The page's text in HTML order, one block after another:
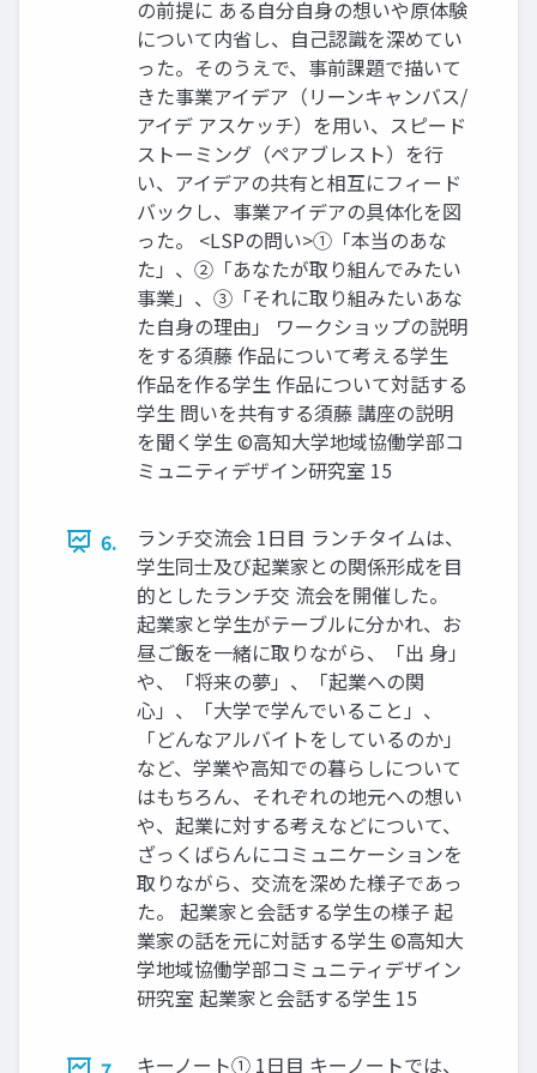
の前提に ある自分自身の想いや原体験
について内省し、自己認識を深めてい
った。そのうえで、事前課題で描いて
きた事業アイデア（リーンキャンバス/
アイデ アスケッチ）を用い、スピード
ストーミング（ペアブレスト）を行
い、アイデアの共有と相互にフィード
バックし、事業アイデアの具体化を図
った。 <LSPの問い>①「本当のあな
た」、②「あなたが取り組んでみたい
事業」、③「それに取り組みたいあな
た自身の理由」 ワークショップの説明
をする須藤 作品について考える学生
作品を作る学生 作品について対話する
学生 問いを共有する須藤 講座の説明
を聞く学生 ©高知大学地域協働学部コ
ミュニティデザイン研究室 15
6.
ランチ交流会 1日目 ランチタイムは、
学生同士及び起業家との関係形成を目
的としたランチ交 流会を開催した。
起業家と学生がテーブルに分かれ、お
昼ご飯を一緒に取りながら、「出 身」
や、「将来の夢」、「起業への関
心」、「大学で学んでいること」、
「どんなアルバイトをしているのか」
など、学業や高知での暮らしについて
はもちろん、それぞれの地元への想い
や、起業に対する考えなどについて、
ざっくばらんにコミュニケーションを
取りながら、交流を深めた様子であっ
た。 起業家と会話する学生の様子 起
業家の話を元に対話する学生 ©高知大
学地域協働学部コミュニティデザイン
研究室 起業家と会話する学生 15
キーノート① 1日目 キーノートでは、